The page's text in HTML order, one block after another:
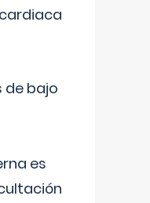
de bajo
es